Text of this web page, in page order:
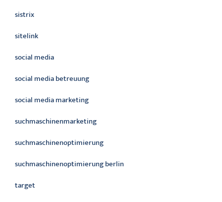
sistrix
sitelink
social media
social media betreuung
social media marketing
suchmaschinenmarketing
suchmaschinenoptimierung
suchmaschinenoptimierung berlin
target